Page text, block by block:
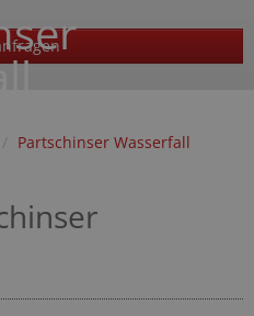
/ Partschinser Wasserfall